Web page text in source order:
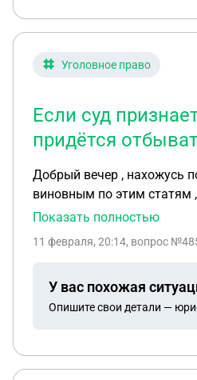
Уголовное право
Если суд
придётся
Добрый вечер , нахожусь
Показать полностью
11 февраля, 20:14, вопрос
У вас похожая
Опишите свои детали —